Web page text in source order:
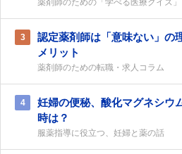
薬剤師のための「学べる医療クイズ」
3
認定薬剤師は「意味ない」の
メリット
薬剤師のための転職・求人コラム
4
妊婦の便秘、酸化マグネシウ
時は？
服薬指導に役立つ、妊婦と薬の話